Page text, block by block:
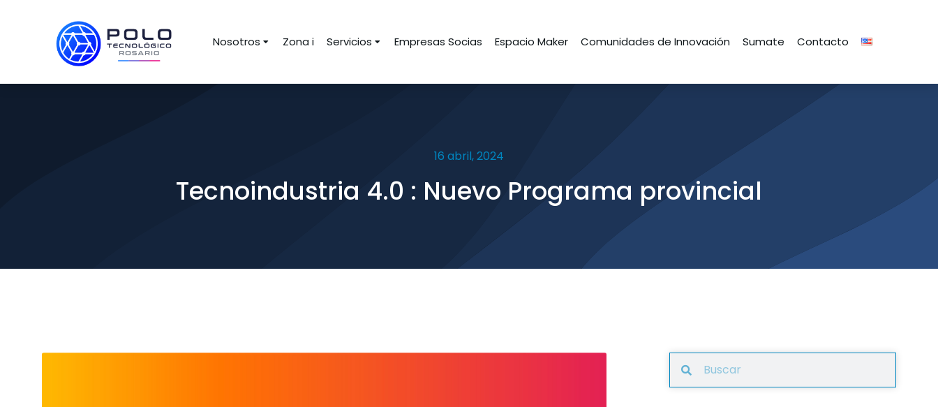
Nosotros Zona i Servicios Empresas Socias Espacio Maker Comunidades de Innovación Sumate Contacto
16 abril, 2024
Tecnoindustria 4.0 : Nuevo Programa provincial